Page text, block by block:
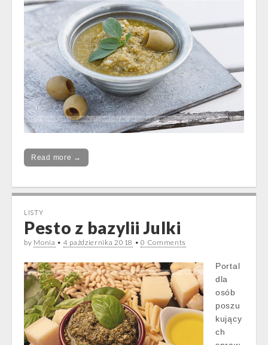
Read more →
LISTY
Pesto z bazylii Julki
by Monia • 4 października 2018 •0 Comments
Portal
dla
osób
poszu
kujący
ch